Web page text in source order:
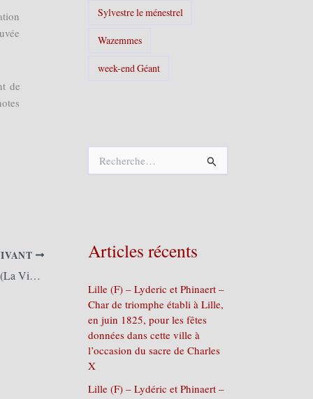
de
Lille (F) – Le Tambour Major des Hurlus (La Vie du Nord)
Sylvestre le ménestrel
Wazemmes
week-end Géant
h
:
Articles récents
Lille (F) – Lyderic et Phinaert –
Char de triomphe établi à Lille,
en juin 1825, pour les fêtes
données dans cette ville à
l’occasion du sacre de Charles
X
Lille (F) – Lydéric et Phinaert –